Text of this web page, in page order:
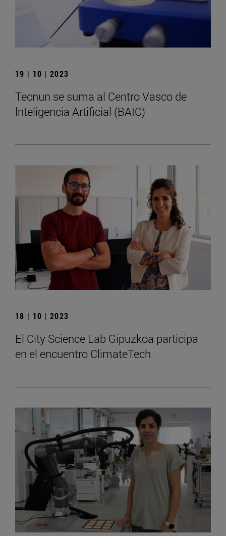
19 | 10 | 2023
Tecnun se suma al Centro Vasco de
lnteligencia Artificial (BAIC)
18 | 10 | 2023
El City Science Lab Gipuzkoa participa
en el encuentro ClimateTech